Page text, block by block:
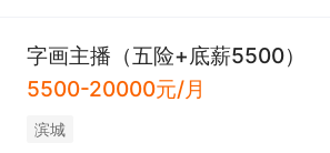
字画主播（五险+底薪5500）
5500-20000元/月
滨城